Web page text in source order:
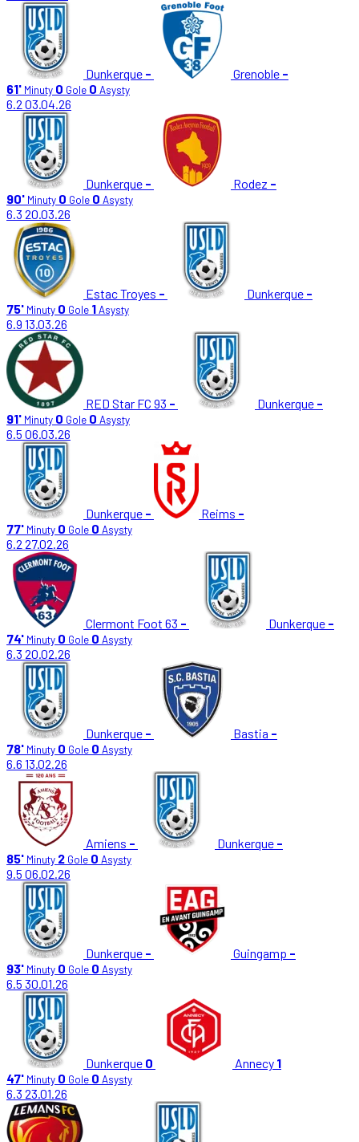
Dunkerque - Grenoble -
61' Minuty 0 Gole 0 Asysty
6.2 03.04.26
Dunkerque - Rodez -
90' Minuty 0 Gole 0 Asysty
6.3 20.03.26
Estac Troyes - Dunkerque -
75' Minuty 0 Gole 1Asysty
6.9 13.03.26
RED Star FC 93 - Dunkerque -
91' Minuty 0 Gole 0 Asysty
6.5 06.03.26
Dunkerque - Reims -
77' Minuty 0 Gole 0 Asysty
6.2 27.02.26
Clermont Foot 63 - Dunkerque -
74' Minuty 0 Gole 0 Asysty
6.3 20.02.26
Dunkerque - Bastia -
78' Minuty 0 Gole 0 Asysty
6.6 13.02.26
Amiens - Dunkerque -
85' Minuty 2 Gole 0 Asysty
9.5 06.02.26
Dunkerque - Guingamp -
93' Minuty 0 Gole 0 Asysty
6.5 30.01.26
Dunkerque 0 Annecy 1
47' Minuty 0 Gole 0 Asysty
6.3 23.01.26